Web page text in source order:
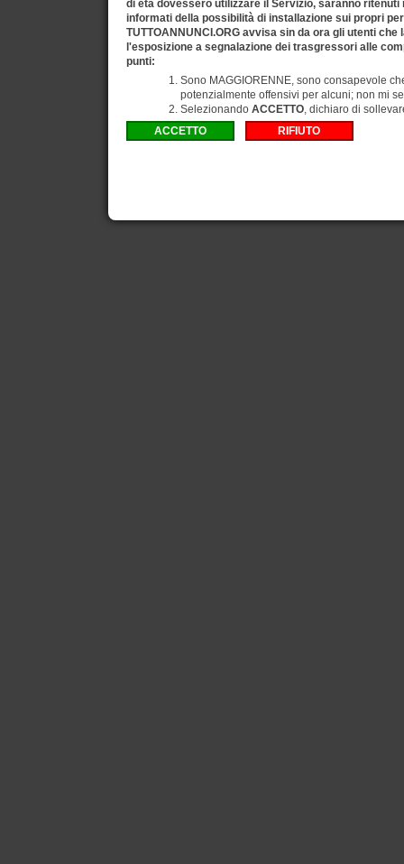
di età dovessero utilizzare il Servizio, saranno
informati della possibilità di installazione sui propri
TUTTOANNUNCI.ORG avvisa sin da ora gli utenti
l'esposizione a segnalazione dei trasgressori alle
punti:
Sono MAGGIORENNE, sono consapevole
potenzialmente offensivi per alcuni; non mi
Selezionando ACCETTO, dichiaro di